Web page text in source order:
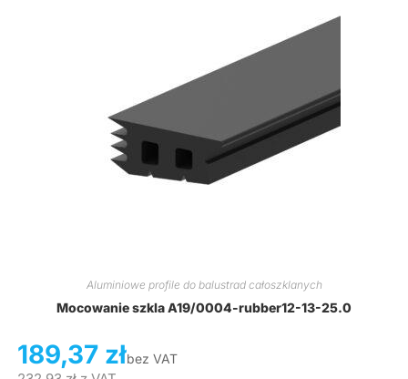
Aluminiowe profile do balustrad całoszklanych
Mocowanie szkla A19/0004-rubber12-13-25.0
189,37 złbez VAT